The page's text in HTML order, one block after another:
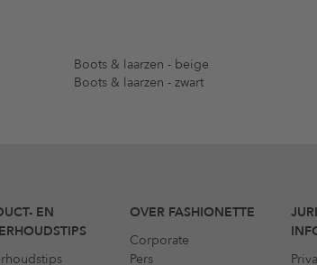
Boots & laarzen - beige
Boots & laarzen - zwart
EN
OVER FASHIONETTE
Corporate
Pers